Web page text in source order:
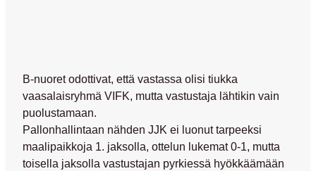
B-nuoret odottivat, että vastassa olisi tiukka
vaasalaisryhmä VIFK, mutta vastustaja lähtikin vain
puolustamaan.
Pallonhallintaan nähden JJK ei luonut tarpeeksi
maalipaikkoja 1. jaksolla, ottelun lukemat 0-1, mutta
toisella jaksolla vastustajan pyrkiessä hyökkäämään